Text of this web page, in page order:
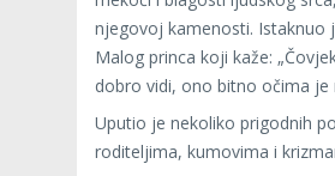
njegovoj kamenosti. Istaknuo
Malog princa koji kaže:
dobro vidi, ono bitno očima je
Uputio je nekoliko prigodnih
roditeljima, kumovima i